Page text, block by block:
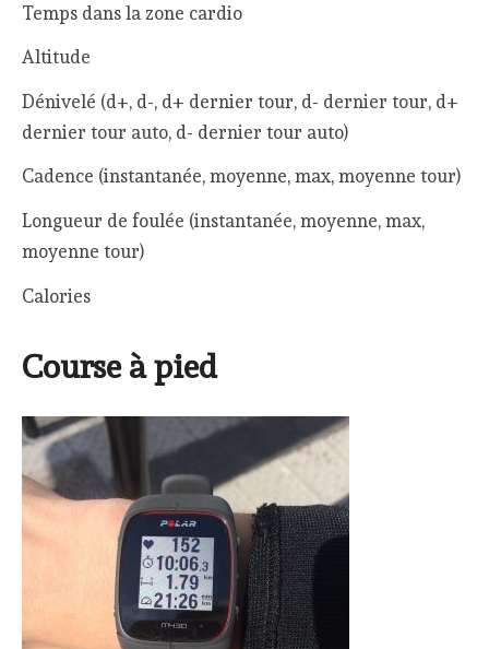
Temps dans la zone cardio
Altitude
Dénivelé (d+, d-, d+ dernier tour, d- dernier tour, d+
dernier tour auto, d- dernier tour auto)
Cadence (instantanée, moyenne, max, moyenne tour)
Longueur de foulée (instantanée, moyenne, max,
moyenne tour)
Calories
Course à pied